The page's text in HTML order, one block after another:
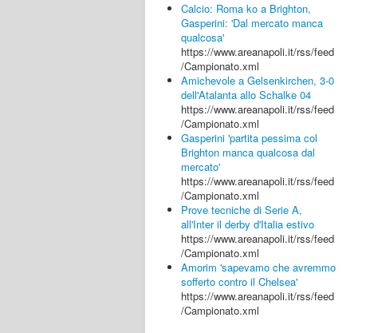
Calcio: Roma ko a Brighton,
Gasperini: 'Dal mercato manca
qualcosa'
https://www.areanapoli.it/rss/feed
/Campionato.xml
Amichevole a Gelsenkirchen, 3-0
dell'Atalanta allo Schalke 04
https://www.areanapoli.it/rss/feed
/Campionato.xml
Gasperini 'partita pessima col
Brighton manca qualcosa dal
mercato'
https://www.areanapoli.it/rss/feed
/Campionato.xml
Prove tecniche di Serie A,
all'Inter il derby d'Italia estivo
https://www.areanapoli.it/rss/feed
/Campionato.xml
Amorim 'sapevamo che avremmo
sofferto contro il Chelsea'
https://www.areanapoli.it/rss/feed
/Campionato.xml